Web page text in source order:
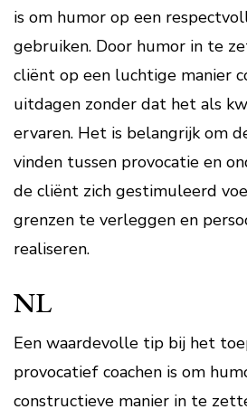
is om humor op een
gebruiken. Door humor in te
cliënt op een luchtige manier
uitdagen zonder dat het als
ervaren. Het is belangrijk om
vinden tussen provocatie en
de cliënt zich gestimuleerd
grenzen te verleggen en
realiseren.
NL
Een waardevolle tip bij het
provocatief coachen is om
constructieve manier in te